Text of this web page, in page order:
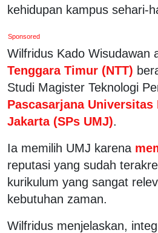
kehidupan kampus sehari-
Sponsored
Wilfridus Kado Wisudawan
Tenggara Timur (NTT)
Studi Magister Teknologi
Pascasarjana Universitas
Jakarta (SPs UMJ).
Ia memilih UMJ karena
reputasi yang sudah
kurikulum yang sangat
kebutuhan zaman.
Wilfridus menjelaskan,